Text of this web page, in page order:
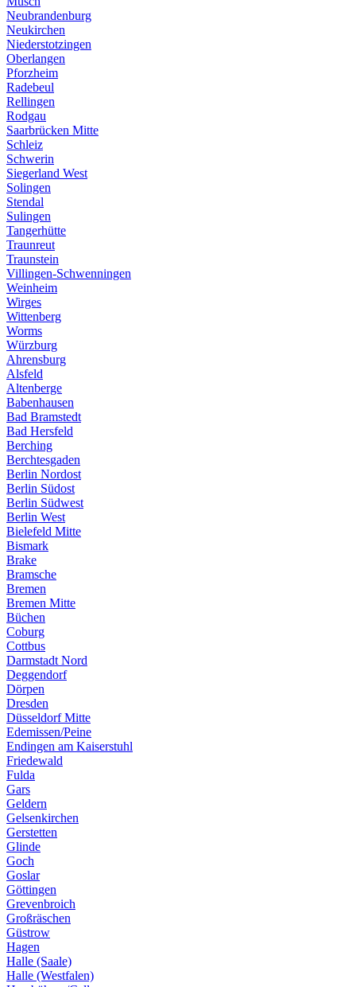
Neubrandenburg
Neukirchen
Niederstotzingen
Oberlangen
Pforzheim
Radebeul
Rellingen
Rodgau
Saarbrücken Mitte
Schleiz
Schwerin
Siegerland West
Solingen
Stendal
Sulingen
Tangerhütte
Traunreut
Traunstein
Villingen-Schwenningen
Weinheim
Wirges
Wittenberg
Worms
Würzburg
Ahrensburg
Alsfeld
Altenberge
Babenhausen
Bad Bramstedt
Bad Hersfeld
Berching
Berchtesgaden
Berlin Nordost
Berlin Südost
Berlin Südwest
Berlin West
Bielefeld Mitte
Bismark
Brake
Bramsche
Bremen
Bremen Mitte
Büchen
Coburg
Cottbus
Darmstadt Nord
Deggendorf
Dörpen
Dresden
Düsseldorf Mitte
Edemissen/Peine
Endingen am Kaiserstuhl
Friedewald
Fulda
Gars
Geldern
Gelsenkirchen
Gerstetten
Glinde
Goch
Goslar
Göttingen
Grevenbroich
Großräschen
Güstrow
Hagen
Halle (Saale)
Halle (Westfalen)